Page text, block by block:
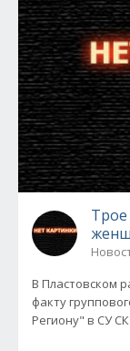
В Пластовском
факту
Региону" в CУ